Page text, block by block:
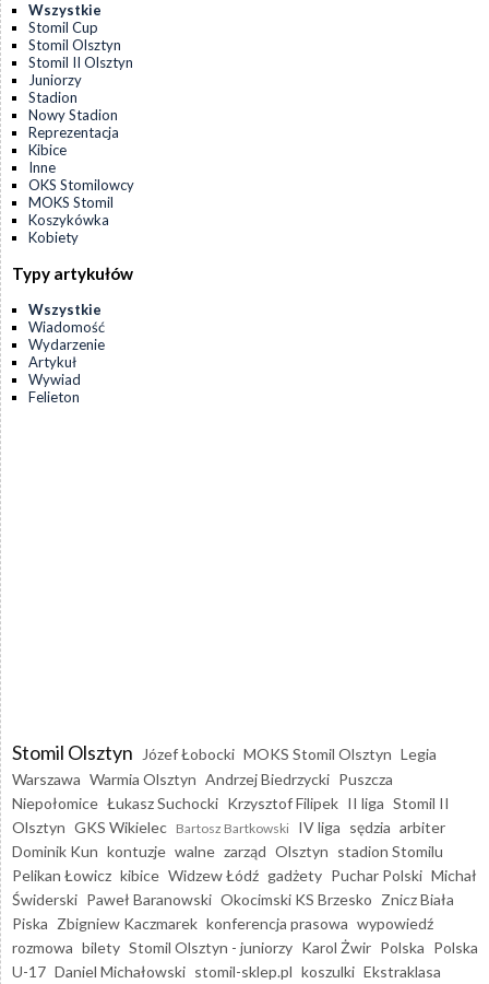
Wszystkie
Stomil Cup
Stomil Olsztyn
Stomil II Olsztyn
Juniorzy
Stadion
Nowy Stadion
Reprezentacja
Kibice
Inne
OKS Stomilowcy
MOKS Stomil
Koszykówka
Kobiety
Typy artykułów
Wszystkie
Wiadomość
Wydarzenie
Artykuł
Wywiad
Felieton
Stomil Olsztyn Józef Łobocki MOKS Stomil Olsztyn Legia
Warszawa Warmia Olsztyn Andrzej Biedrzycki Puszcza
Niepołomice Łukasz Suchocki Krzysztof Filipek II liga Stomil II
Olsztyn GKS Wikielec Bartosz Bartkowski IV liga sędzia arbiter
Dominik Kun kontuzje walne zarząd Olsztyn stadion Stomilu
Pelikan Łowicz kibice Widzew Łódź gadżety Puchar Polski Michał
Świderski Paweł Baranowski Okocimski KS Brzesko Znicz Biała
Piska Zbigniew Kaczmarek konferencja prasowa wypowiedź
rozmowa bilety Stomil Olsztyn - juniorzy Karol Żwir Polska Polska
U-17 Daniel Michałowski stomil-sklep.pl koszulki Ekstraklasa